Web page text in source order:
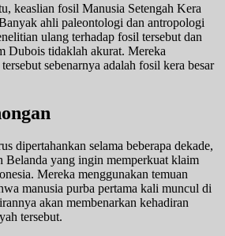
keaslian fosil Manusia Setengah Kera
ahli paleontologi dan antropologi
ulang terhadap fosil tersebut dan
Dubois tidaklah akurat. Mereka
sebenarnya adalah fosil kera besar
dipertahankan selama beberapa dekade,
Belanda yang ingin memperkuat klaim
Mereka menggunakan temuan
manusia purba pertama kali muncul di
akan membenarkan kehadiran
tersebut.